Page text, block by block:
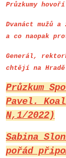
Průzkumy
Dvanáct mužů
a co naopak
Generál,
chtějí na
Průzkum
Pavel.
N,1/2022)
Sabina
pořád